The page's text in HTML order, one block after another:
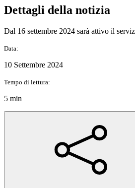
Dettagli della notizia
Dal 16 settembre 2024 sarà attivo il
Data:
10 Settembre 2024
Tempo di lettura:
5 min